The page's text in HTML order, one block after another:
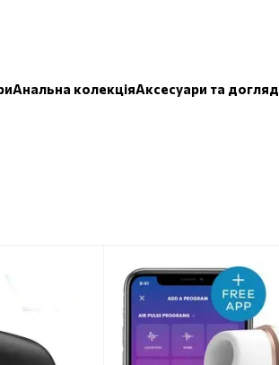
Анальна колекціяАксесуари та догляд